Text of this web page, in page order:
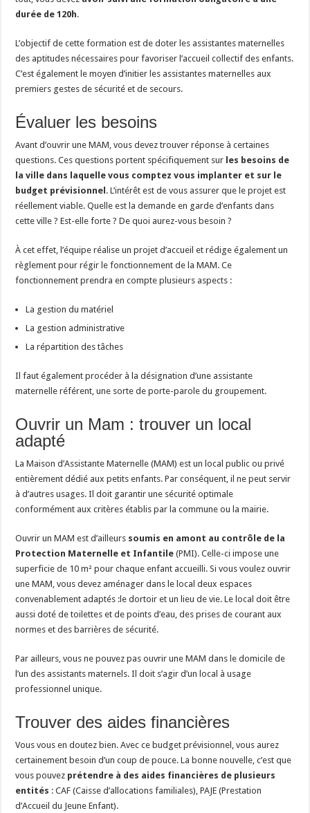
durée de 120h.
L’objectif de cette formation est de doter les assistantes maternelles
des aptitudes nécessaires pour favoriser l’accueil collectif des enfants.
C’est également le moyen d’initier les assistantes maternelles aux
premiers gestes de sécurité et de secours.
Évaluer les besoins
Avant d’ouvrir une MAM, vous devez trouver réponse à certaines
questions. Ces questions portent spécifiquement sur les besoins de
la ville dans laquelle vous comptez vous implanter et sur le
budget prévisionnel . L’intérêt est de vous assurer que le projet est
réellement viable. Quelle est la demande en garde d’enfants dans
cette ville ? Est-elle forte ? De quoi aurez-vous besoin ?
À cet effet, l’équipe réalise un projet d’accueil et rédige également un
règlement pour régir le fonctionnement de la MAM. Ce
fonctionnement prendra en compte plusieurs aspects :
La gestion du matériel
La gestion administrative
La répartition des tâches
Il faut également procéder à la désignation d’une assistante
maternelle référent, une sorte de porte-parole du groupement.
Ouvrir un Mam : trouver un local
adapté
La Maison d’Assistante Maternelle (MAM) est un local public ou privé
entièrement dédié aux petits enfants. Par conséquent, il ne peut servir
à d’autres usages. Il doit garantir une sécurité optimale
conformément aux critères établis par la commune ou la mairie.
Ouvrir un MAM est d’ailleurs soumis en amont au contrôle de la
Protection Maternelle et Infantile (PMI). Celle-ci impose une
superficie de 10 m² pour chaque enfant accueilli. Si vous voulez ouvrir
une MAM, vous devez aménager dans le local deux espaces
convenablement adaptés :le dortoir et un lieu de vie. Le local doit être
aussi doté de toilettes et de points d’eau, des prises de courant aux
normes et des barrières de sécurité.
Par ailleurs, vous ne pouvez pas ouvrir une MAM dans le domicile de
l’un des assistants maternels. Il doit s’agir d’un local à usage
professionnel unique.
Trouver des aides financières
Vous vous en doutez bien. Avec ce budget prévisionnel, vous aurez
certainement besoin d’un coup de pouce. La bonne nouvelle, c’est que
vous pouvez prétendre à des aides financières de plusieurs
entités : CAF (Caisse d’allocations familiales), PAJE (Prestation
d’Accueil du Jeune Enfant).